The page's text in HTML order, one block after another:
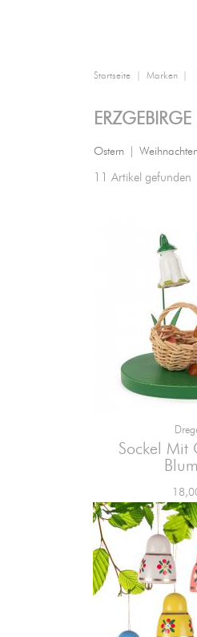
Startseite Marken
Ostern
11 Artikel gefunden
Sockel Mit
Preis
